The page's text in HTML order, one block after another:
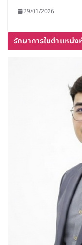
29/01/2026
รักษาการในตำแหน่